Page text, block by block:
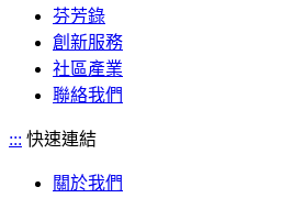
芬芳錄
創新服務
社區產業
聯絡我們
::: 快速連結
關於我們